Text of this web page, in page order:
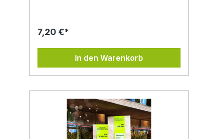
Genuss für mehr Vitalität. Gönnen Sie sich
Erfrischend. Zutaten: Brennnessel*,
Kornblume*, Löwenzahnblüten* und -
Günsel*, Pfefferminze*Alle *Produkte = aus
kontrolliert biologischer LandwirtschaftInhalt:
7,20 €*
In den Warenkorb